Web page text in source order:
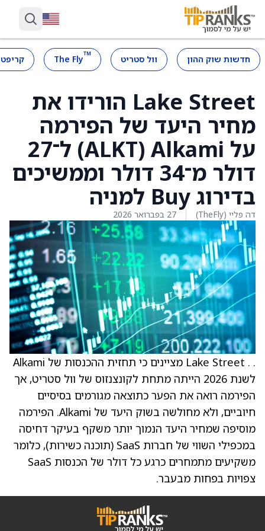
חדשות שוק ההון וול סטריט ™
The Fly
Lake Street הורידו את
מחיר היעד של הפירמה
על Alkami ‏(ALKT) ל־27
דולר מ־34 דולר וממשיכים
בדירוג Buy למניה
דה פליי (TheFly) 27 בפברואר 2026
. . Lake Street מציינים כי תחזית ההכנסות של Alkami
לשנת 2026 הייתה מתחת לקונצנזוס של וול סטריט, אך
הפירמה רואה את הפער כתוצאה מגורמים בסיסיים
חיוביים, ולא מחולשה בשוק היעד של Alkami. הפירמה
מוסיפה שמחיר היעד הנמוך יותר משקף בעיקר דחיסה
במכפילי השווי של חברות SaaS ‏(תוכנה כשירות), כלומר
משקיעים מתמחרים כרגע כל דולר של הכנסות SaaS
צפויות בפחות מבעבר.